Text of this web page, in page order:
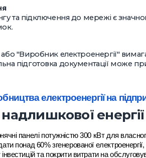
та підключення до мережі є
"Виробник електроенергії"
підготовка документації може
електроенергії на
енергії
панелі потужністю 300 кВт для
понад 60% згенерованої
та покрити витрати на